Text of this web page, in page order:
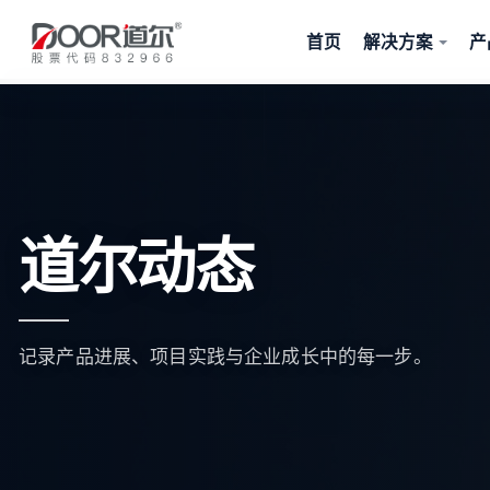
首页 解决方案
道尔动态
记录产品进展、项目实践与企业成长中的每一步。